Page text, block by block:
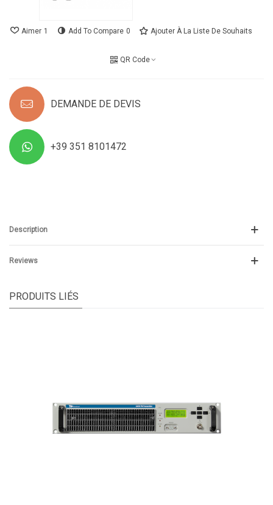
Aimer 1 Add To Compare 0 Ajouter À La Liste De Souhaits
QR Code
DEMANDE DE DEVIS
+39 351 8101472
Description
Reviews
PRODUITS LIÉS